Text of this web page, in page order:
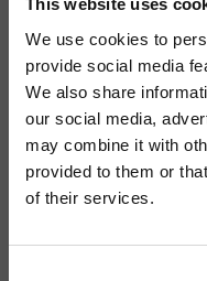
This website uses
We use cookies to
provide social media
We also share
our social media,
may combine it with
provided to them or
of their services.
Majasaaren
Mustantie 500,
044 710 0425,
Avoinna ma 8 - 18, ti -